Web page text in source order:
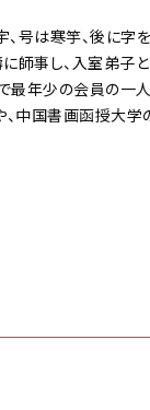
号は寒竽、後に字
師事し、入室弟子と
年少の会員の一人
中国書画函授大学